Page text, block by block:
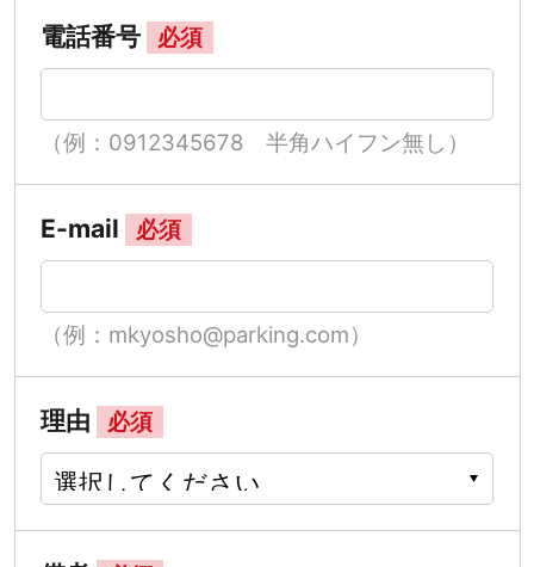
電話番号 必須
（例：0912345678 半角ハイフン無し）
E-mail 必須
（例：mkyosho@parking.com）
理由 必須